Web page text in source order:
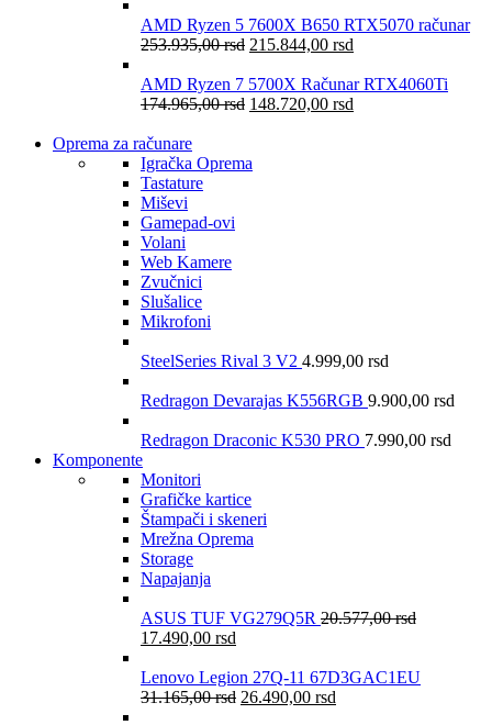
AMD Ryzen 5 7600X B650 RTX5070 računar
253.935,00rsd 215.844,00 rsd
AMD Ryzen 7 5700X Računar RTX4060Ti
174.965,00rsd 148.720,00 rsd
Oprema za računare
Igračka Oprema
Tastature
Miševi
Gamepad-ovi
Volani
Web Kamere
Zvučnici
Slušalice
Mikrofoni
SteelSeries Rival 3 V2 4.999,00 rsd
Redragon Devarajas K556RGB 9.900,00 rsd
Redragon Draconic K530 PRO 7.990,00 rsd
Komponente
Monitori
Grafičke kartice
Štampači i skeneri
Mrežna Oprema
Storage
Napajanja
ASUS TUF VG279Q5R 20.577,00rsd
17.490,00 rsd
Lenovo Legion 27Q-11 67D3GAC1EU
31.165,00rsd 26.490,00 rsd